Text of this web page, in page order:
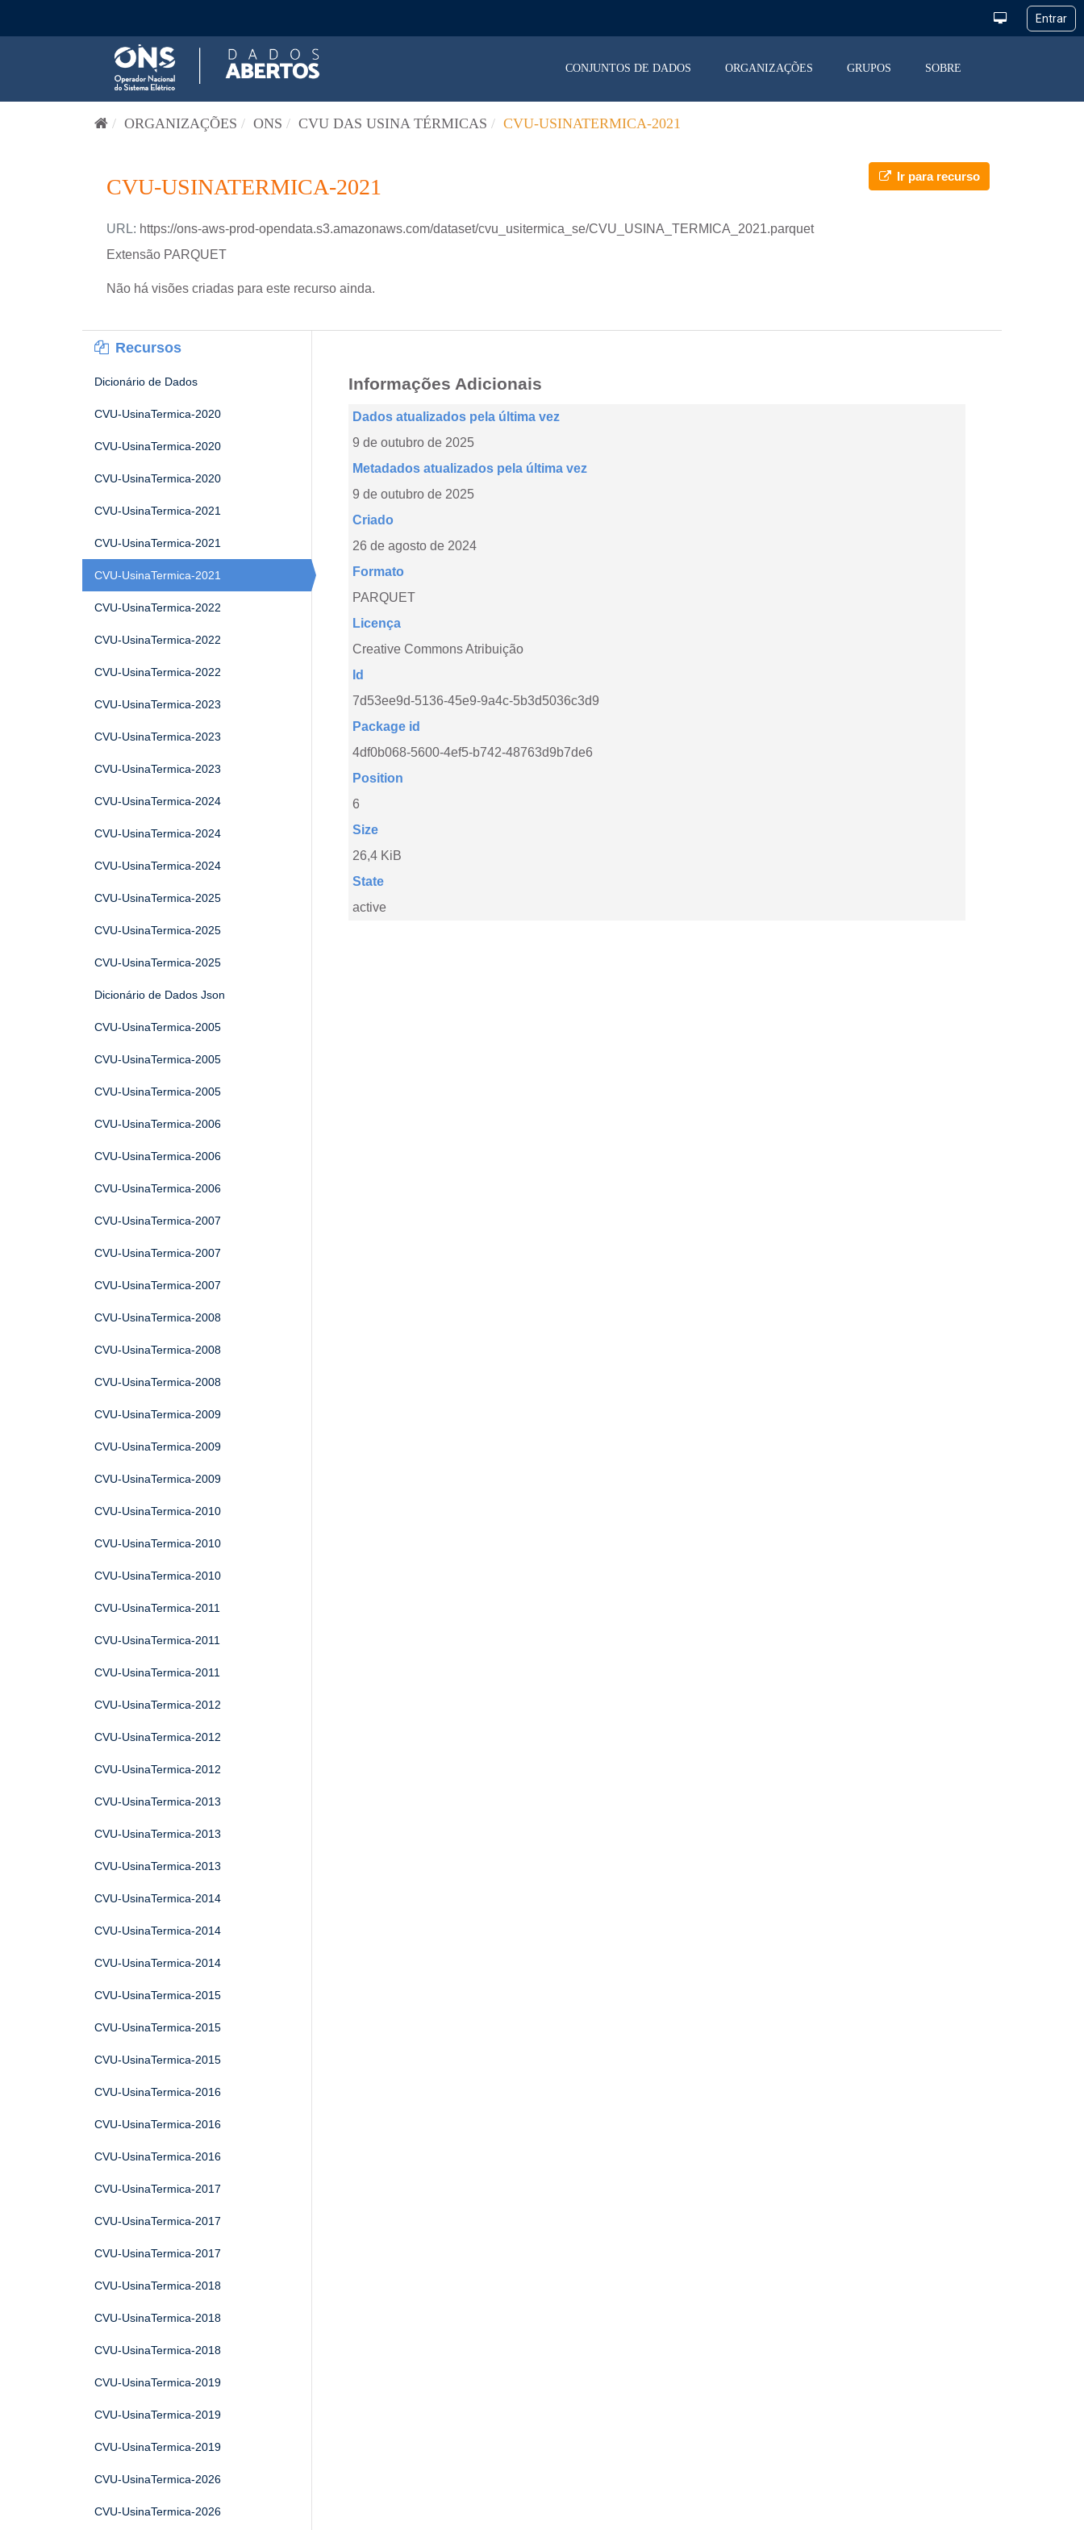
CONJUNTOS DE DADOS ORGANIZAÇÕES GRUPOS SOBRE
ORGANIZAÇÕES ONS CVU DAS USINA TÉRMICAS CVU-USINATERMICA-2021
Ir para recurso
CVU-USINATERMICA-2021
URL: https://ons-aws-prod-opendata.s3.amazonaws.com/dataset/cvu_usitermica_se/CVU_USINA_TERMICA_2021.parquet
Extensão PARQUET
Não há visões criadas para este recurso ainda.
Recursos
Dicionário de Dados
CVU-UsinaTermica-2020
CVU-UsinaTermica-2020
CVU-UsinaTermica-2020
CVU-UsinaTermica-2021
CVU-UsinaTermica-2021
CVU-UsinaTermica-2021
CVU-UsinaTermica-2022
CVU-UsinaTermica-2022
CVU-UsinaTermica-2022
CVU-UsinaTermica-2023
CVU-UsinaTermica-2023
CVU-UsinaTermica-2023
CVU-UsinaTermica-2024
CVU-UsinaTermica-2024
CVU-UsinaTermica-2024
CVU-UsinaTermica-2025
CVU-UsinaTermica-2025
CVU-UsinaTermica-2025
Dicionário de Dados Json
CVU-UsinaTermica-2005
CVU-UsinaTermica-2005
CVU-UsinaTermica-2005
CVU-UsinaTermica-2006
CVU-UsinaTermica-2006
CVU-UsinaTermica-2006
CVU-UsinaTermica-2007
CVU-UsinaTermica-2007
CVU-UsinaTermica-2007
CVU-UsinaTermica-2008
CVU-UsinaTermica-2008
CVU-UsinaTermica-2008
CVU-UsinaTermica-2009
CVU-UsinaTermica-2009
CVU-UsinaTermica-2009
CVU-UsinaTermica-2010
CVU-UsinaTermica-2010
CVU-UsinaTermica-2010
CVU-UsinaTermica-2011
CVU-UsinaTermica-2011
CVU-UsinaTermica-2011
CVU-UsinaTermica-2012
CVU-UsinaTermica-2012
CVU-UsinaTermica-2012
CVU-UsinaTermica-2013
CVU-UsinaTermica-2013
CVU-UsinaTermica-2013
CVU-UsinaTermica-2014
CVU-UsinaTermica-2014
CVU-UsinaTermica-2014
CVU-UsinaTermica-2015
CVU-UsinaTermica-2015
CVU-UsinaTermica-2015
CVU-UsinaTermica-2016
CVU-UsinaTermica-2016
CVU-UsinaTermica-2016
CVU-UsinaTermica-2017
CVU-UsinaTermica-2017
CVU-UsinaTermica-2017
CVU-UsinaTermica-2018
CVU-UsinaTermica-2018
CVU-UsinaTermica-2018
CVU-UsinaTermica-2019
CVU-UsinaTermica-2019
CVU-UsinaTermica-2019
CVU-UsinaTermica-2026
CVU-UsinaTermica-2026
Informações Adicionais
Dados atualizados pela última vez
9 de outubro de 2025
Metadados atualizados pela última vez
9 de outubro de 2025
Criado
26 de agosto de 2024
Formato
PARQUET
Licença
Creative Commons Atribuição
Id
7d53ee9d-5136-45e9-9a4c-5b3d5036c3d9
Package id
4df0b068-5600-4ef5-b742-48763d9b7de6
Position
6
Size
26,4 KiB
State
active